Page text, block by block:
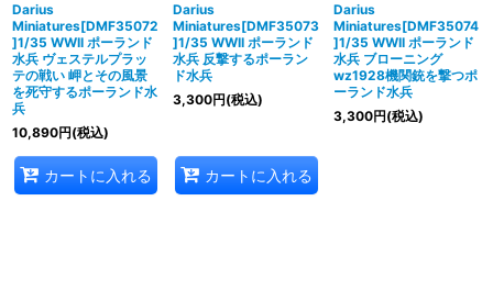
Darius
Miniatures[DMF35072
]1/35 WWII ポーランド
水兵 ヴェステルプラッ
テの戦い 岬とその風景
を死守するポーランド水
兵
10,890円(税込)
カートに入れる
Darius
Miniatures[DMF35073
]1/35 WWII ポーランド
水兵 反撃するポーラン
ド水兵
3,300円(税込)
カートに入れる
Darius
Miniatures[DMF35074
]1/35 WWII ポーランド
水兵 ブローニング
wz1928機関銃を撃つポ
ーランド水兵
3,300円(税込)